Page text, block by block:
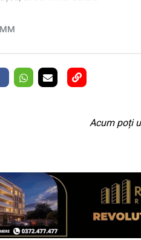
Acum poți